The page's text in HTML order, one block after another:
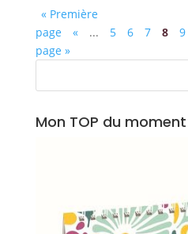
« Première
page
« ... 5 6 7 8 9
page »
Mon TOP du moment